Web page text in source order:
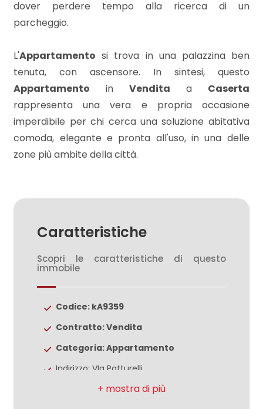
dover perdere tempo alla ricerca di un
parcheggio.
L'Appartamento si trova in una palazzina ben
tenuta, con ascensore. In sintesi, questo
Appartamento in Vendita a Caserta
rappresenta una vera e propria occasione
imperdibile per chi cerca una soluzione abitativa
comoda, elegante e pronta all'uso, in una delle
zone più ambite della città.
Caratteristiche
Scopri le caratteristiche di questo
immobile
Codice: kA9359
Contratto: Vendita
Categoria: Appartamento
Indirizzo: VIa Patturelli
Comune: Caserta
Bagni
Qualsiasi
1
2
Camere
Qualsiasi